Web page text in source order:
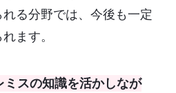
る分野では、今後も一定
ます。
スの知識を活かしなが